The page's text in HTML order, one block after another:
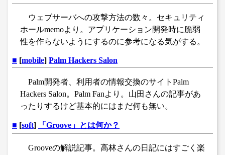
ウェブサーバへの攻撃方法の数々。セキュリティ
ホールmemoより。アプリケーション開発時に脆弱
性を作らないようにするのに参考になる気がする。
■ [mobile] Palm Hackers Salon
Palm開発者、利用者の情報交換のサイトPalm
Hackers Salon。Palm Fanより。山田さんの記事があ
ったりするけど基本的にはまだ何も無い。
■ [soft] 「Groove」とは何か？
Grooveの解説記事。高林さんの日記にはすごく楽